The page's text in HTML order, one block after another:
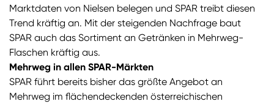
Marktdaten von Nielsen belegen und SPAR treibt diesen
Trend kräftig an. Mit der steigenden Nachfrage baut
SPAR auch das Sortiment an Getränken in Mehrweg-
Flaschen kräftig aus.
Mehrweg in allen SPAR-Märkten
SPAR führt bereits bisher das größte Angebot an
Mehrweg im flächendeckenden österreichischen